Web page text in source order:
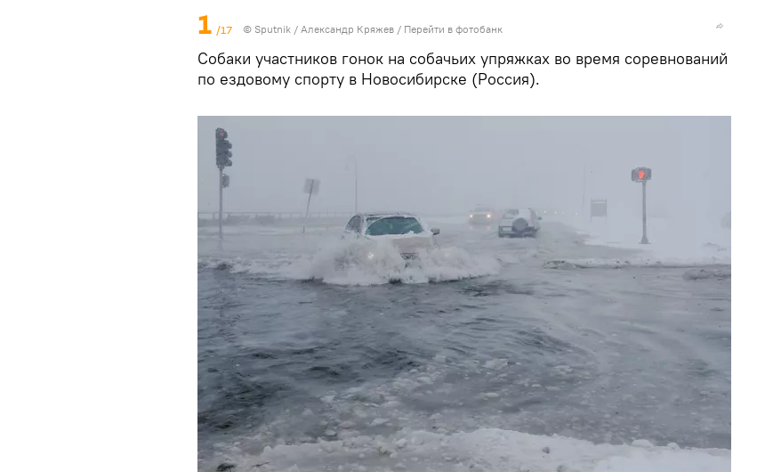
1 /17 © Sputnik / Александр Кряжев / Перейти в фотобанк
Собаки участников гонок на собачьих упряжках во время соревнований
по ездовому спорту в Новосибирске (Россия).